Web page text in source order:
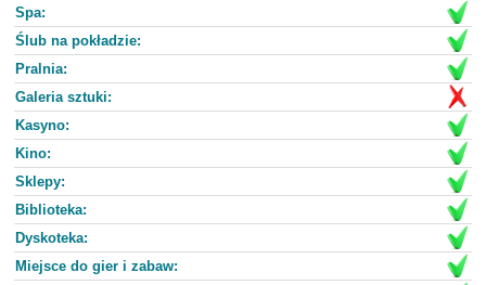
Spa:
Ślub na pokładzie:
Pralnia:
Galeria sztuki:
Kasyno:
Kino:
Sklepy:
Biblioteka:
Dyskoteka:
Miejsce do gier i zabaw: